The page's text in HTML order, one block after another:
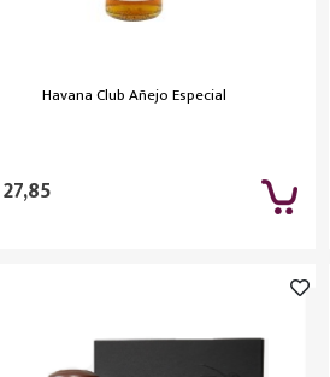
Havana Club Añejo Especial
27,85